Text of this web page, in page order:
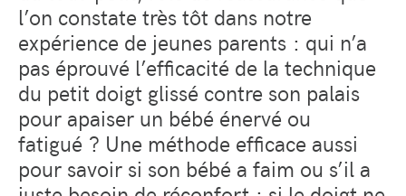
l’on constate très tôt dans notre
expérience de jeunes parents : qui n’a
pas éprouvé l’efficacité de la technique
du petit doigt glissé contre son palais
pour apaiser un bébé énervé ou
fatigué ? Une méthode efficace aussi
pour savoir si son bébé a faim ou s’il a